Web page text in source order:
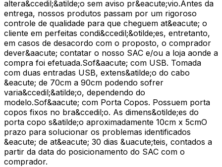
altera&ccedil;&atilde;o sem aviso pr&eacute;vio.Antes da
entrega, nossos produtos passam por um rigoroso
controle de qualidade para que cheguem at&eacute; o
cliente em perfeitas condi&ccedil;&otilde;es, entretanto,
em casos de desacordo com o proposto, o comprador
dever&aacute; contatar o nosso SAC e/ou a loja aonde a
compra foi efetuada.Sof&aacute; com USB. Tomada
com duas entradas USB, extens&atilde;o do cabo
&eacute; de 70cm a 90cm podendo sofrer
varia&ccedil;&atilde;o, dependendo do
modelo.Sof&aacute; com Porta Copos. Possuem porta
copos fixos no bra&ccedil;o. As dimens&otilde;es do
porta copo s&atilde;o aproximadamente 10cm x 5cmO
prazo para solucionar os problemas identificados
&eacute; de at&eacute; 30 dias &uacute;teis, contados a
partir da data do posicionamento do SAC com o
comprador.